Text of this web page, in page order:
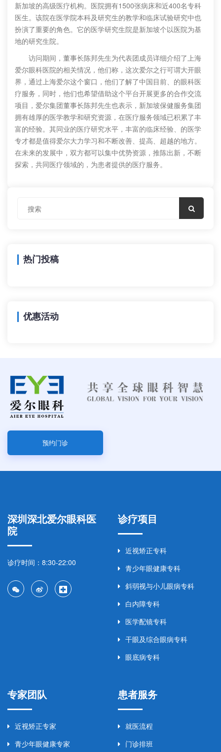
新加坡的高级医疗机构。医院拥有1500张病床和近400名专科
医生。该院在医学院本科及研究生的教学和临床试验研究中也
扮演了重要的角色。它的医学研究生院是新加坡个以医院为基
地的研究生院。
访问期间，董事长陈邦先生为代表团成员详细介绍了上海
爱尔眼科医院的相关情况，他们称，这次爱尔之行可谓大开眼
界，通过上海爱尔这个窗口，他们了解了中国目前、的眼科医
疗服务，同时，他们也希望借助这个平台开展更多的合作交流
项目，爱尔集团董事长陈邦先生也表示，新加坡保健服务集团
拥有雄厚的医学教学和研究资源，在医疗服务领域已积累了丰
富的经验。其同业的医疗研究水平，丰富的临床经验、的医学
专才都是值得爱尔大力学习和不断改善、提高、超越的地方。
在未来的发展中，双方都可以集中优势资源，推陈出新，不断
探索，共同医疗领域的，为患者提供的医疗服务。
热门投稿
优惠活动
预约门诊
深圳深北爱尔眼科医
院
诊疗时间：8:30-22:00
诊疗项目
近视矫正专科
青少年眼健康专科
斜弱视与小儿眼病专科
白内障专科
医学配镜专科
干眼及综合眼病专科
眼底病专科
专家团队
近视矫正专家
青少年眼健康专家
患者服务
就医流程
门诊排班